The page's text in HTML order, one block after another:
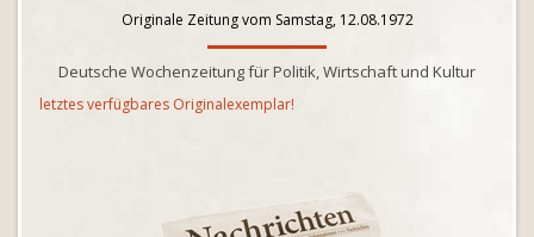
Originale Zeitung vom Samstag, 12.08.1972
Deutsche Wochenzeitung für Politik, Wirtschaft und Kultur
letztes verfügbares Originalexemplar!